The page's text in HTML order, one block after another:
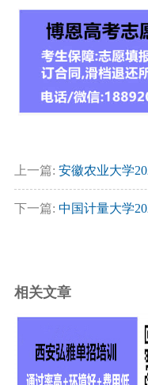
上一篇: 安徽农业大学
下一篇: 中国计量大学
相关文章